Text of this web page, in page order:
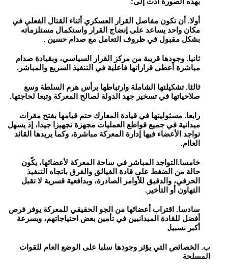
أولا. أن تكون مفاصل القرار العسكري أثناء القتال الفعلي في
مكان واحد يساعد على إنضاج القرار واستكمال مستلزماته
بشكل مقبول في ظروف التعامل مع صدام حسين .
ثانيا. وجودها قريبة من مركز القرار السياسي، وبقيادة صدام
مباشرة أعطى قراراتها فاعلية في التنفيذ السريع والمباشر.
ثالثا. تشكيلتها الشاملة وارتباطها برأس هرم السلطة وسع
صلاحياتها في تسخير جهد الدولة لصالح المعركة وتبعا لحاجتها.
رابعا. مسئوليتها في قيادة المعارك حتم قيامها بفتح مقرات
ميدانية في جميع قواطع العمليات مجهزة تجهيزا جيدا، إذ يسهل
تواجد الأعضاء فيها إدارة المعركة مباشرة، وكما يريدها القائد
العاام.
خامسا.التواجد المباشر في ساحة المعركة لأعضائها، يكّون
حالة من الضغط على قادة الفيالق والفرق باتجاه التنفيذ
الحرفي، والدقيق للأوامر الصادرة، وبدافعية قسرية لا تقبل
التهاون أو التأخير.
سادسا. اقتراب أعضائها من الجو الحقيقي للمعركة يوفر فرص
أفضل للقادة الميدانيين في تأمين بعض احتياجاتهم، وبسرعة
أكبر نسبيا.ِ
ب. الخصائص التي يؤثر وجودها سلبا على الوضع العام للقوات
المسلحة